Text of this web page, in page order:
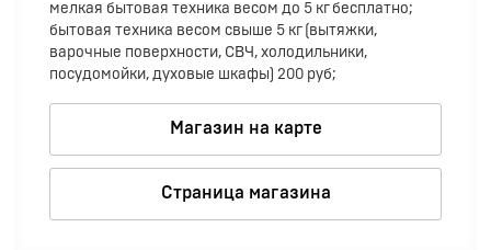
мелкая бытовая техника весом до 5 кг бесплатно;
бытовая техника весом свыше 5 кг (вытяжки,
варочные поверхности, СВЧ, холодильники,
посудомойки, духовые шкафы) 200 руб;
Магазин на карте
Страница магазина